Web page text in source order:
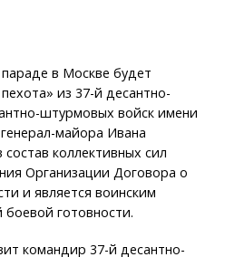
в Москве будет
из 37-й десантно-
штурмовых войск имени
майора Ивана
коллективных сил
Организации Договора о
и является воинским
готовности.
командир 37-й десантно-